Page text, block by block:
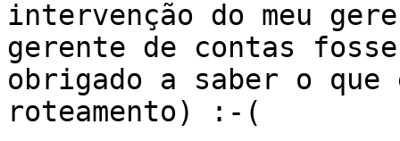
intervenção do meu
gerente de contas
obrigado a saber o que
roteamento) :-(